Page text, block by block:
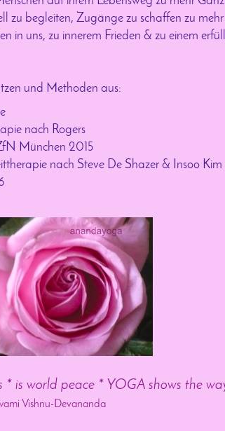
zu begleiten, Zugänge zu schaffen zu mehr
in uns, zu innerem Frieden & zu einem
und Methoden aus:
nach Rogers
München 2015
nach Steve De Shazer & Insoo Kim
* is world peace * YOGA shows the
Vishnu-Devananda